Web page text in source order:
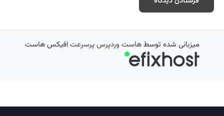
میزبانی شده توسطهاست وردپرس پرسرعتافیکس هاست